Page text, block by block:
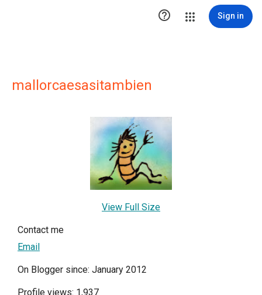
 Sign in
mallorcaesasitambien
View Full Size
Contact me
Email
On Blogger since: January 2012
Profile views: 1,937